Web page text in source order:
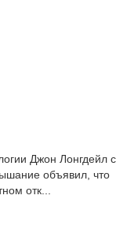
Джон Лонгдейл с
объявил, что
отк...